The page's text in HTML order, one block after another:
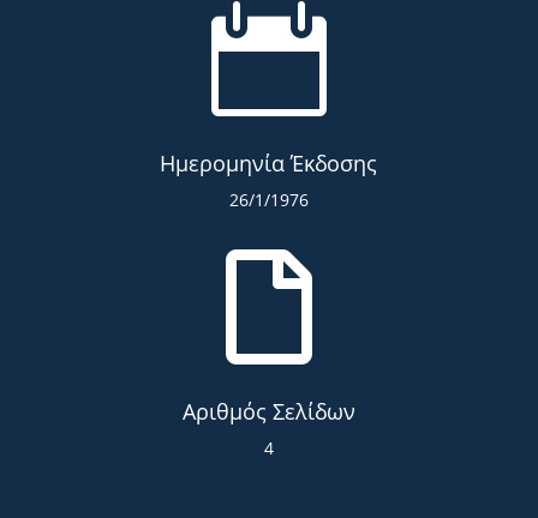

Ημερομηνία Έκδοσης
26/1/1976

Αριθμός Σελίδων
4